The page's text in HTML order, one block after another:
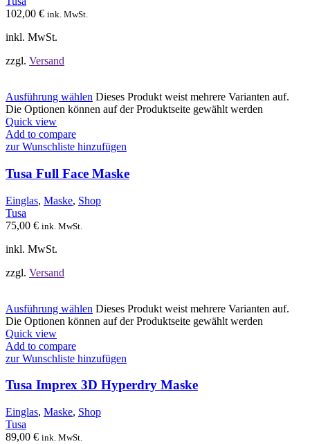
102,00 € ink. MwSt.
inkl. MwSt.
zzgl. Versand
Ausführung wählen Dieses Produkt weist mehrere Varianten auf.
Die Optionen können auf der Produktseite gewählt werden
Quick view
Add to compare
zur Wunschliste hinzufügen
Tusa Full Face Maske
Einglas, Maske, Shop
Tusa
75,00 € ink. MwSt.
inkl. MwSt.
zzgl. Versand
Ausführung wählen Dieses Produkt weist mehrere Varianten auf.
Die Optionen können auf der Produktseite gewählt werden
Quick view
Add to compare
zur Wunschliste hinzufügen
Tusa Imprex 3D Hyperdry Maske
Einglas, Maske, Shop
Tusa
89,00 € ink. MwSt.